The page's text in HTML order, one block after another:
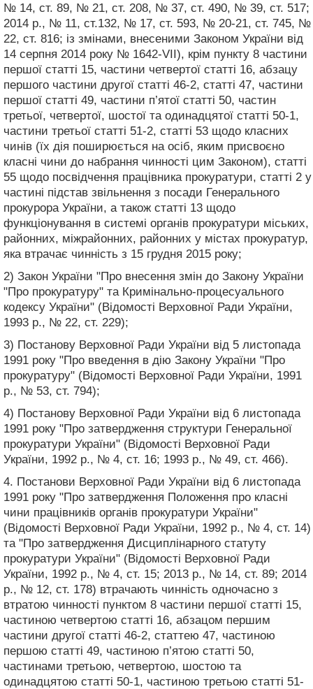
№ 14, ст. 89, № 21, ст. 208, № 37, ст. 490, № 39, ст. 517;
2014 р., № 11, ст.132, № 17, ст. 593, № 20-21, ст. 745, №
22, ст. 816; із змінами, внесеними Законом України від
14 серпня 2014 року № 1642-VII), крім пункту 8 частини
першої статті 15, частини четвертої статті 16, абзацу
першого частини другої статті 46-2, статті 47, частини
першої статті 49, частини п’ятої статті 50, частин
третьої, четвертої, шостої та одинадцятої статті 50-1,
частини третьої статті 51-2, статті 53 щодо класних
чинів (їх дія поширюється на осіб, яким присвоєно
класні чини до набрання чинності цим Законом), статті
55 щодо посвідчення працівника прокуратури, статті 2 у
частині підстав звільнення з посади Генерального
прокурора України, а також статті 13 щодо
функціонування в системі органів прокуратури міських,
районних, міжрайонних, районних у містах прокуратур,
яка втрачає чинність з 15 грудня 2015 року;
2) Закон України "Про внесення змін до Закону України
"Про прокуратуру" та Кримінально-процесуального
кодексу України" (Відомості Верховної Ради України,
1993 р., № 22, ст. 229);
3) Постанову Верховної Ради України від 5 листопада
1991 року "Про введення в дію Закону України "Про
прокуратуру" (Відомості Верховної Ради України, 1991
р., № 53, ст. 794);
4) Постанову Верховної Ради України від 6 листопада
1991 року "Про затвердження структури Генеральної
прокуратури України" (Відомості Верховної Ради
України, 1992 р., № 4, ст. 16; 1993 р., № 49, ст. 466).
4. Постанови Верховної Ради України від 6 листопада
1991 року "Про затвердження Положення про класні
чини працівників органів прокуратури України"
(Відомості Верховної Ради України, 1992 р., № 4, ст. 14)
та "Про затвердження Дисциплінарного статуту
прокуратури України" (Відомості Верховної Ради
України, 1992 р., № 4, ст. 15; 2013 р., № 14, ст. 89; 2014
р., № 12, ст. 178) втрачають чинність одночасно з
втратою чинності пунктом 8 частини першої статті 15,
частиною четвертою статті 16, абзацом першим
частини другої статті 46-2, статтею 47, частиною
першою статті 49, частиною п’ятою статті 50,
частинами третьою, четвертою, шостою та
одинадцятою статті 50-1, частиною третьою статті 51-